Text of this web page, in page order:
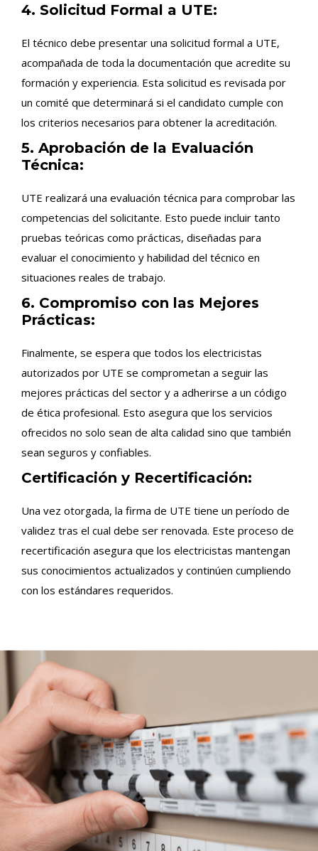
4. Solicitud Formal a UTE:
El técnico debe presentar una solicitud formal a UTE,
acompañada de toda la documentación que acredite su
formación y experiencia. Esta solicitud es revisada por
un comité que determinará si el candidato cumple con
los criterios necesarios para obtener la acreditación.
5. Aprobación de la Evaluación
Técnica:
UTE realizará una evaluación técnica para comprobar las
competencias del solicitante. Esto puede incluir tanto
pruebas teóricas como prácticas, diseñadas para
evaluar el conocimiento y habilidad del técnico en
situaciones reales de trabajo.
6. Compromiso con las Mejores
Prácticas:
Finalmente, se espera que todos los electricistas
autorizados por UTE se comprometan a seguir las
mejores prácticas del sector y a adherirse a un código
de ética profesional. Esto asegura que los servicios
ofrecidos no solo sean de alta calidad sino que también
sean seguros y confiables.
Certificación y Recertificación:
Una vez otorgada, la firma de UTE tiene un período de
validez tras el cual debe ser renovada. Este proceso de
recertificación asegura que los electricistas mantengan
sus conocimientos actualizados y continúen cumpliendo
con los estándares requeridos.